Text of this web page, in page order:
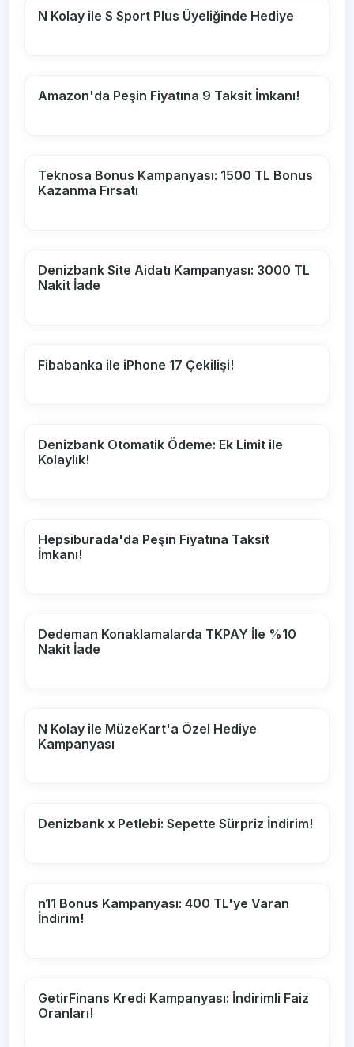
N Kolay ile S Sport Plus Üyeliğinde Hediye
Amazon'da Peşin Fiyatına 9 Taksit İmkanı!
Teknosa Bonus Kampanyası: 1500 TL Bonus
Kazanma Fırsatı
Denizbank Site Aidatı Kampanyası: 3000 TL
Nakit İade
Fibabanka ile iPhone 17 Çekilişi!
Denizbank Otomatik Ödeme: Ek Limit ile
Kolaylık!
Hepsiburada'da Peşin Fiyatına Taksit
İmkanı!
Dedeman Konaklamalarda TKPAY İle %10
Nakit İade
N Kolay ile MüzeKart'a Özel Hediye
Kampanyası
Denizbank x Petlebi: Sepette Sürpriz İndirim!
n11 Bonus Kampanyası: 400 TL'ye Varan
İndirim!
GetirFinans Kredi Kampanyası: İndirimli Faiz
Oranları!